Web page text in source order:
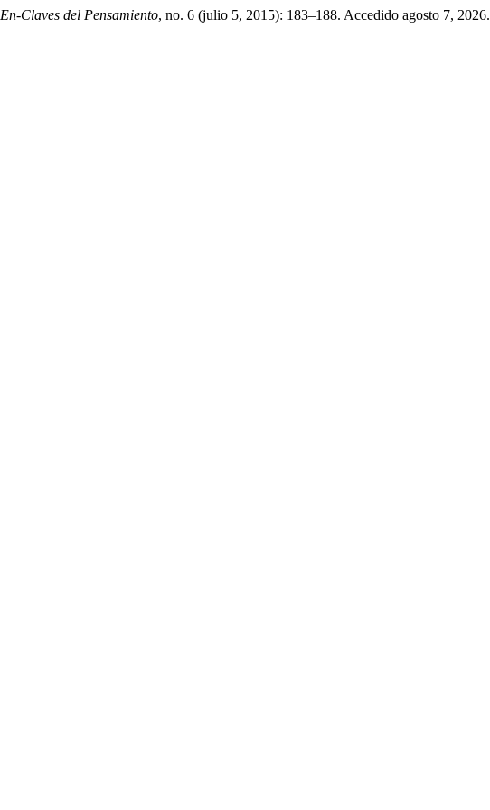
En-Claves del Pensamiento, no. 6 (julio 5, 2015): 183–188. Accedido agosto 7, 2026.